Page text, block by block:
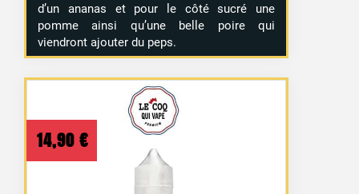
d’un ananas et pour le côté sucré une
pomme ainsi qu’une belle poire qui
viendront ajouter du peps.
14,90 €